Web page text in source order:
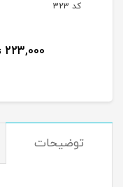
کد 323
223,000
توضیحات